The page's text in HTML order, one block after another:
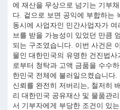
에 재산을 무상으로 넘기는 기부
다. 겉으로 보면 공익에 부합하는
동시에 사업자인 민간사업자가 여
브를 받을 가능성이 있었던 만큼
되는 구조였습니다. 이번 사건은
물인 대한민국의 유명한 건진법
로부터 청탁과 고액 금품을 수수
한민국 전체에 불러일으켰습니다
신뢰를 완전히 저버리는, 철저히
리 대한민국 공유재산 및 물품관
서 기부자에게 부당한 조건이 있